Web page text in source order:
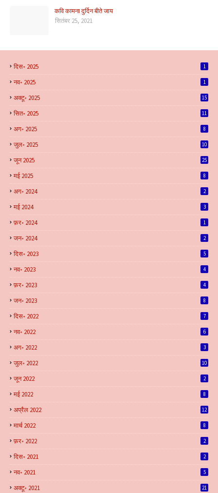
कवि कामना दुर्दिन बीते जाय
सितंबर 25, 2021
दिस॰ 2025 1
नव॰ 2025 1
अक्टू॰ 2025 15
सित॰ 2025 11
अग॰ 2025 8
जुल॰ 2025 10
जून 2025 25
मई 2025 8
अग॰ 2024 2
मई 2024 3
फ़र॰ 2024 1
जन॰ 2024 2
दिस॰ 2023 5
नव॰ 2023 4
फ़र॰ 2023 4
जन॰ 2023 8
दिस॰ 2022 7
नव॰ 2022 6
अग॰ 2022 3
जुल॰ 2022 10
जून 2022 2
मई 2022 8
अप्रैल 2022 12
मार्च 2022 8
फ़र॰ 2022 2
दिस॰ 2021 2
नव॰ 2021 5
अक्टू॰ 2021 21